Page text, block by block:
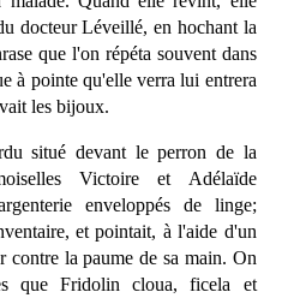
docteur Léveillé, en hochant la
que l'on répéta souvent dans
à pointe qu'elle verra lui entrera
les bijoux.
situé devant le perron de la
Victoire et Adélaïde
enveloppés de linge;
et pointait, à l'aide d'un
contre la paume de sa main. On
que Fridolin cloua, ficela et